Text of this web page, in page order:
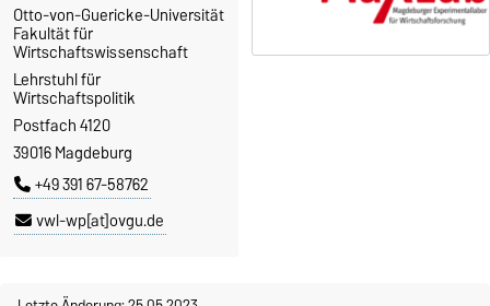
Otto-von-Guericke-Universität
Fakultät für
Wirtschaftswissenschaft
Lehrstuhl für
Wirtschaftspolitik
Postfach 4120
39016 Magdeburg
+49 391 67-58762
vwl-wp[at]ovgu.de